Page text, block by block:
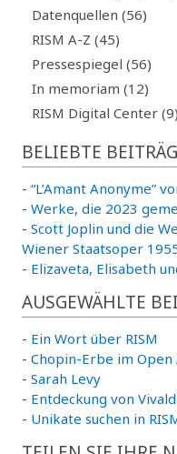
Datenquellen (56)
RISM A-Z (45)
Pressespiegel (56)
In memoriam (12)
RISM Digital Center (9)
BELIEBTE
- “L’Amant Anonyme”
- Werke, die 2023
- Scott Joplin und die
Wiener Staatsoper
- Elizaveta, Elisabeth
AUSGEWÄHLTE
- Ein Wort über RISM
- Chopin-Erbe im Open
- Sarah Levy
- Entdeckung von
- Unikate suchen in